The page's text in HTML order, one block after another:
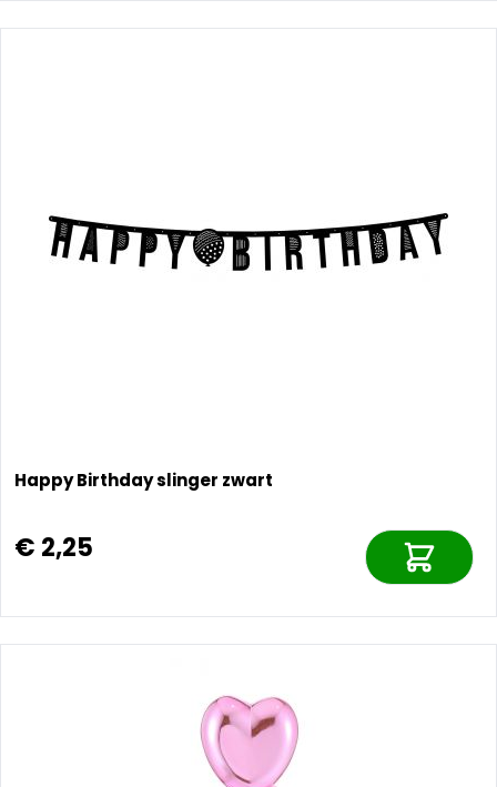
Happy Birthday slinger zwart
€ 2,25